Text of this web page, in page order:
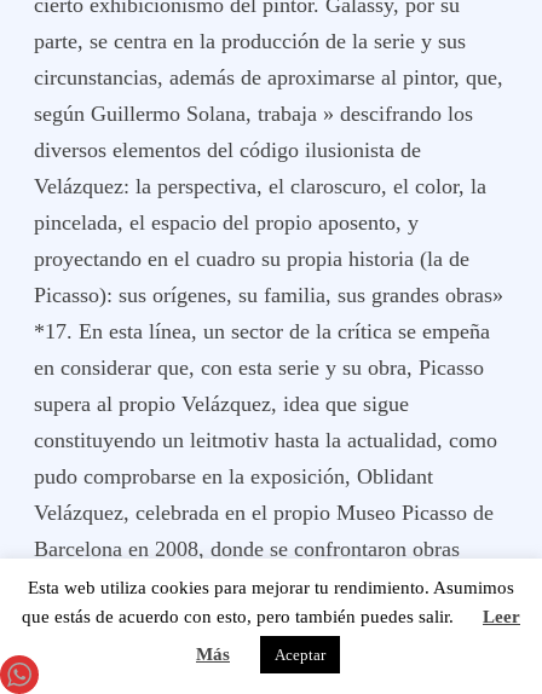
cierto exhibicionismo del pintor. Galassy, por su
parte, se centra en la producción de la serie y sus
circunstancias, además de aproximarse al pintor, que,
según Guillermo Solana, trabaja » descifrando los
diversos elementos del código ilusionista de
Velázquez: la perspectiva, el claroscuro, el color, la
pincelada, el espacio del propio aposento, y
proyectando en el cuadro su propia historia (la de
Picasso): sus orígenes, su familia, sus grandes obras»
*17. En esta línea, un sector de la crítica se empeña
en considerar que, con esta serie y su obra, Picasso
supera al propio Velázquez, idea que sigue
constituyendo un leitmotiv hasta la actualidad, como
pudo comprobarse en la exposición, Oblidant
Velázquez, celebrada en el propio Museo Picasso de
Barcelona en 2008, donde se confrontaron obras
clásicas con las de Picasso. En las universidades
españolas asimismo se insiste en este concepto de
superación del arte clásico por parte de Picasso,
Esta web utiliza cookies para mejorar tu rendimiento. Asumimos
que estás de acuerdo con esto, pero también puedes salir.
Leer
Más
Aceptar